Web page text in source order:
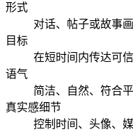
形式
对话、帖子或故事
目标
在短时间内传达可
语气
简洁、自然、符合
真实感细节
控制时间、头像、